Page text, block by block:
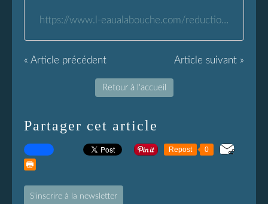
https://www.l-eaualabouche.com/reduction-de-balsamique.html
« Article précédent Article suivant »
Retour à l'accueil
Partager cet article
Repost 0
S'inscrire à la newsletter